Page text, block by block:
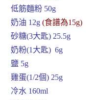
低筋麵粉 50g
奶油 12g(食譜為15g)
砂糖(3大匙) 25.5g
奶粉(1大匙) 6g
鹽 5g
雞蛋(1/2個) 25g
冷水 160ml